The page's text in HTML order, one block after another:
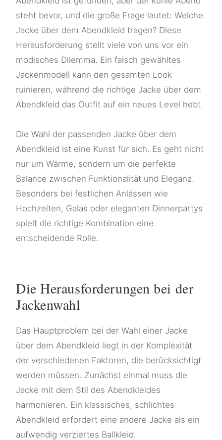
steht bevor, und die große Frage lautet: Welche
Jacke über dem Abendkleid tragen? Diese
Herausforderung stellt viele von uns vor ein
modisches Dilemma. Ein falsch gewähltes
Jackenmodell kann den gesamten Look
ruinieren, während die richtige Jacke über dem
Abendkleid das Outfit auf ein neues Level hebt.
Die Wahl der passenden Jacke über dem
Abendkleid ist eine Kunst für sich. Es geht nicht
nur um Wärme, sondern um die perfekte
Balance zwischen Funktionalität und Eleganz.
Besonders bei festlichen Anlässen wie
Hochzeiten, Galas oder eleganten Dinnerpartys
spielt die richtige Kombination eine
entscheidende Rolle.
Die Herausforderungen bei der
Jackenwahl
Das Hauptproblem bei der Wahl einer Jacke
über dem Abendkleid liegt in der Komplexität
der verschiedenen Faktoren, die berücksichtigt
werden müssen. Zunächst einmal muss die
Jacke mit dem Stil des Abendkleides
harmonieren. Ein klassisches, schlichtes
Abendkleid erfordert eine andere Jacke als ein
aufwendig verziertes Ballkleid.